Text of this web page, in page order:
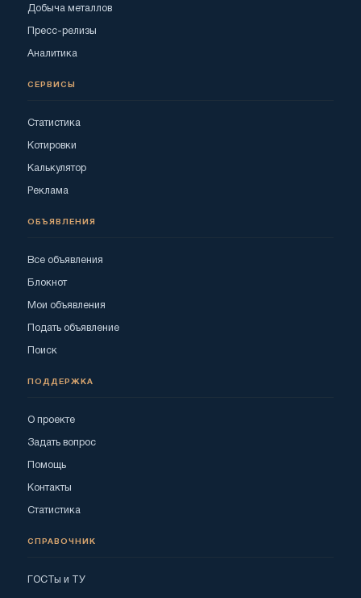
Добыча металлов
Пресс-релизы
Аналитика
СЕРВИСЫ
Статистика
Котировки
Калькулятор
Реклама
ОБЪЯВЛЕНИЯ
Все объявления
Блокнот
Мои объявления
Подать объявление
Поиск
ПОДДЕРЖКА
О проекте
Задать вопрос
Помощь
Контакты
Статистика
СПРАВОЧНИК
ГОСТы и ТУ